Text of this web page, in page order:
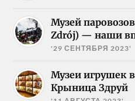
Музей
Zdrój) — наши
'29 СЕНТЯБРЯ 2023'
Музеи игрушек
Крыница Здруй